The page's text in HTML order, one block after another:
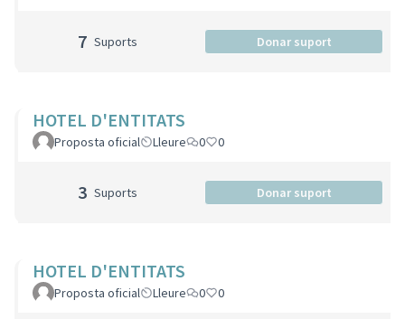
7 Suports Donar suport
HOTEL D'ENTITATS
Proposta oficial Lleure 0 0
3 Suports Donar suport
HOTEL D'ENTITATS
Proposta oficial Lleure 0 0